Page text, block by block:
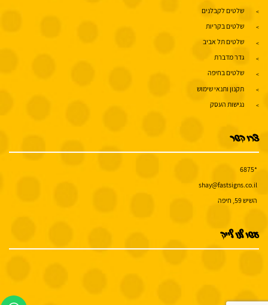
שלטים לקבלנים
שלטים בקריות
שלטים תל אביב
גדר מדברת
שלטים בחיפה
תקנון ותנאי שימוש
נגישות העסק
צרו קשר
*6875
shay@fastsigns.co.il
השיש 59, חיפה
עשו לנו לייק